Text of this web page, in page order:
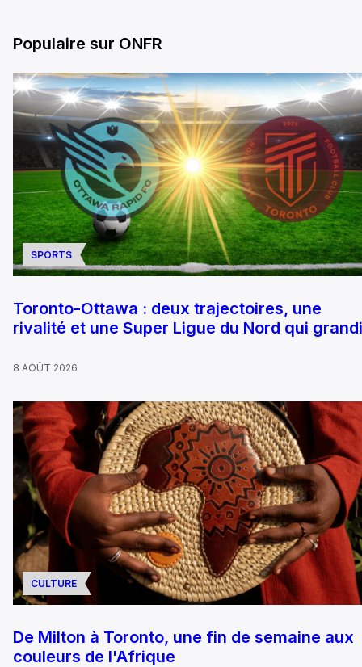
Populaire sur ONFR
SPORTS
Toronto-Ottawa : deux trajectoires, une
rivalité et une Super Ligue du Nord qui
8 AOÛT 2026
CULTURE
De Milton à Toronto, une fin de semaine aux
couleurs de l'Afrique